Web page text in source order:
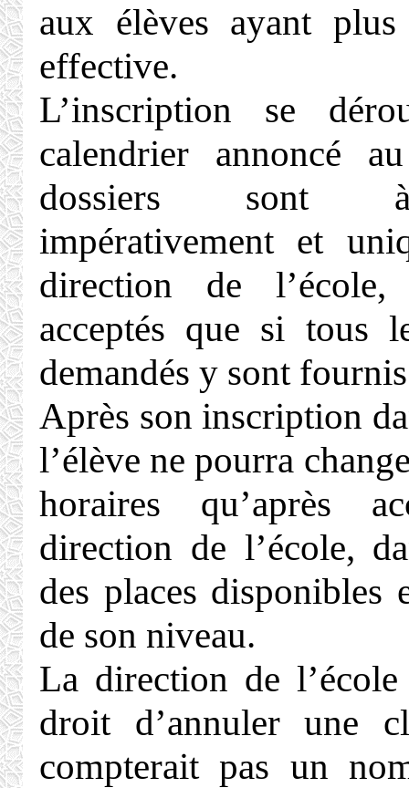
aux élèves ayant
effective.
L’inscription se
calendrier annoncé
dossiers sont
impérativement et
direction de
acceptés que si tous
demandés y sont
Après son inscription
l’élève ne pourra
horaires qu’après
direction de l’école,
des places disponibles
de son niveau.
La direction de
droit d’annuler une
compterait pas un